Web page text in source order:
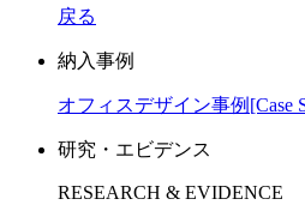
戻る
納入事例
オフィスデザイン事例[Case
研究・エビデンス
RESEARCH & EVIDENCE